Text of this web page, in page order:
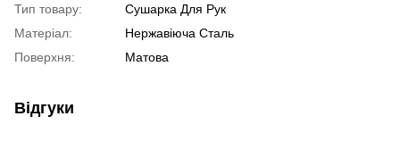
Тип товару:
Сушарка Для Рук
Матеріал:
Нержавіюча Сталь
Поверхня:
Матова
Відгуки